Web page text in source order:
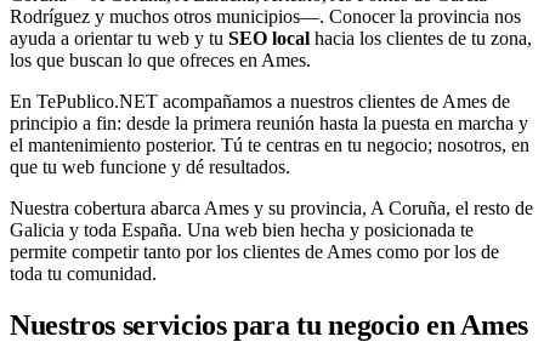
Rodríguez y muchos otros municipios—. Conocer la provincia nos
ayuda a orientar tu web y tu SEO local hacia los clientes de tu zona,
los que buscan lo que ofreces en Ames.
En TePublico.NET acompañamos a nuestros clientes de Ames de
principio a fin: desde la primera reunión hasta la puesta en marcha y
el mantenimiento posterior. Tú te centras en tu negocio; nosotros, en
que tu web funcione y dé resultados.
Nuestra cobertura abarca Ames y su provincia, A Coruña, el resto de
Galicia y toda España. Una web bien hecha y posicionada te
permite competir tanto por los clientes de Ames como por los de
toda tu comunidad.
Nuestros servicios para tu negocio en Ames